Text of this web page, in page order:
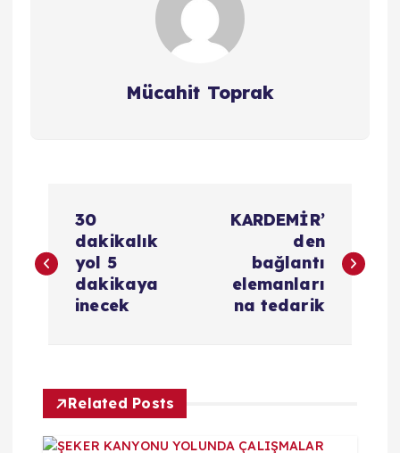
Mücahit Toprak
a
g
e
30
dakikalık
yol 5
dakikaya
inecek
KARDEMİR’
den
bağlantı
elemanları
na tedarik
Related Posts